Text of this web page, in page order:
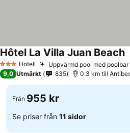
3 StjärnorHotell Uppvärmd pool med poolbar
Hôtel La Villa Juan Beach
9,0 Utmärkt 835 0.3 km till
Från 955 kr
Se priser från 11 sidor